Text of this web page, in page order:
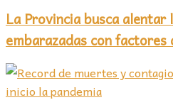
La Provincia busca alentar
embarazadas con factores